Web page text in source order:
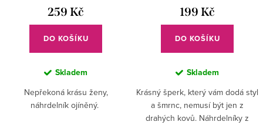
259 Kč
DO KOŠÍKU
Skladem
Nepřekoná krásu ženy,
náhrdelník ojíněný.
199 Kč
DO KOŠÍKU
Skladem
Krásný šperk, který vám dodá styl
a šmrnc, nemusí být jen z
drahých kovů. Náhrdelníky z